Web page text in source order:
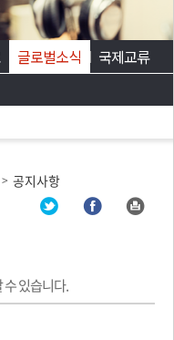
글로벌소식
국제교류
> 공지사항
있습니다.